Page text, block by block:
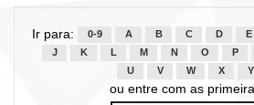
Ir para: 0-9 A B C D E
J
K L M N O P
U
V W X Y
ou entre com as